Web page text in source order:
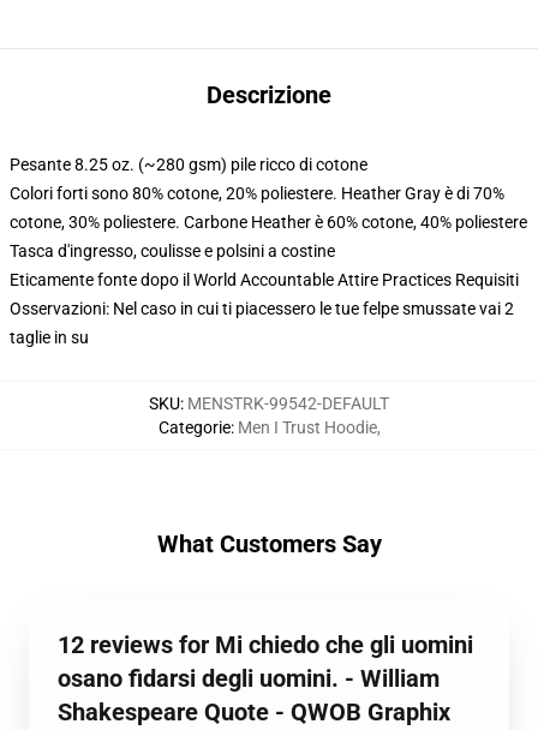
Descrizione
Pesante 8.25 oz. (~280 gsm) pile ricco di cotone
Colori forti sono 80% cotone, 20% poliestere. Heather Gray è di 70%
cotone, 30% poliestere. Carbone Heather è 60% cotone, 40% poliestere
Tasca d'ingresso, coulisse e polsini a costine
Eticamente fonte dopo il World Accountable Attire Practices Requisiti
Osservazioni: Nel caso in cui ti piacessero le tue felpe smussate vai 2
taglie in su
SKU: MENSTRK-99542-DEFAULT
Categorie: Men I Trust Hoodie,
What Customers Say
12 reviews for Mi chiedo che gli uomini
osano fidarsi degli uomini. - William
Shakespeare Quote - QWOB Graphix